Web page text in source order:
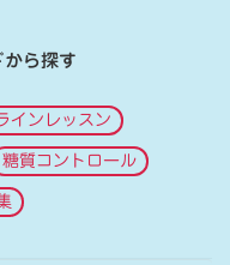
ら探す
インレッスン
糖質コントロール